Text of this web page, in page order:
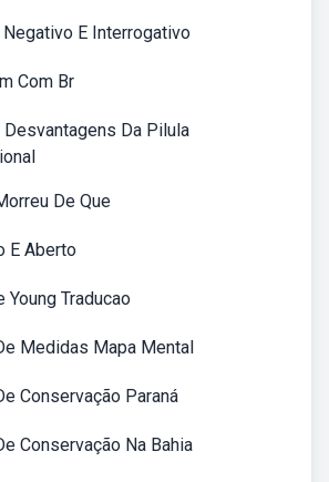
E Interrogativo
Com Br
Desvantagens Da Pilula
De Que
E Aberto
Young Traducao
Medidas Mapa Mental
Conservação Paraná
Conservação Na Bahia